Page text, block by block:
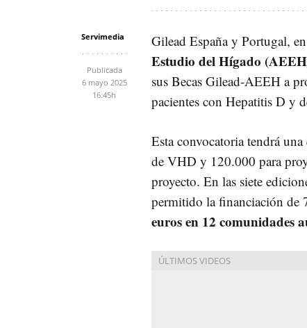
Servimedia
Publicada
6 mayo 2025
16:45h
Gilead España y Portugal,
Estudio del Hígado
sus Becas Gilead-AEEH a
pacientes con Hepatitis D y
Esta convocatoria tendrá
de VHD y 120.000 para
proyecto. En las siete
permitido la financiación de
euros en 12 comunidades